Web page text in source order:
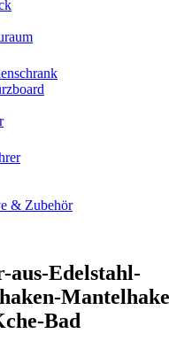
& Zubehör
aus-Edelstahl-
Bad